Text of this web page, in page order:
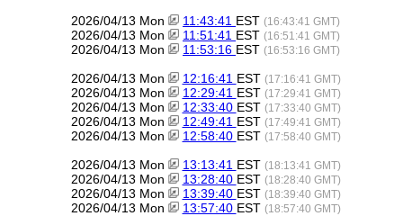
2026/04/13 Mon 11:43:41 EST (16:43:41 GMT)
2026/04/13 Mon 11:51:41 EST (16:51:41 GMT)
2026/04/13 Mon 11:53:16 EST (16:53:16 GMT)
2026/04/13 Mon 12:16:41 EST (17:16:41 GMT)
2026/04/13 Mon 12:29:41 EST (17:29:41 GMT)
2026/04/13 Mon 12:33:40 EST (17:33:40 GMT)
2026/04/13 Mon 12:49:41 EST (17:49:41 GMT)
2026/04/13 Mon 12:58:40 EST (17:58:40 GMT)
2026/04/13 Mon 13:13:41 EST (18:13:41 GMT)
2026/04/13 Mon 13:28:40 EST (18:28:40 GMT)
2026/04/13 Mon 13:39:40 EST (18:39:40 GMT)
2026/04/13 Mon 13:57:40 EST (18:57:40 GMT)